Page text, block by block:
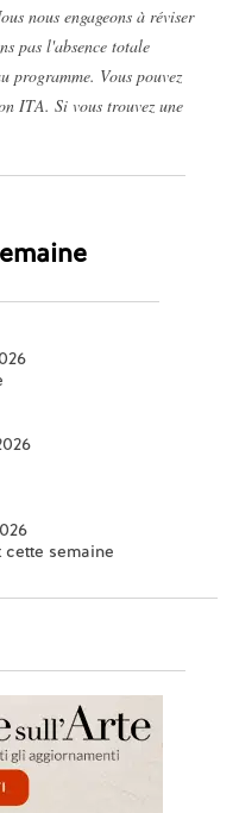
nous engageons à réviser
pas l'absence totale
programme. Vous pouvez
ITA. Si vous trouvez une
semaine